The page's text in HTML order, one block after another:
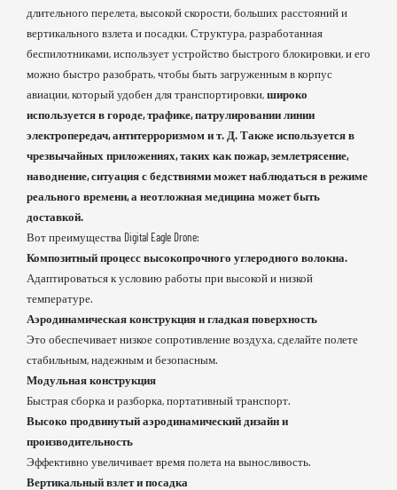
длительного перелета, высокой скорости, больших расстояний и
вертикального взлета и посадки. Структура, разработанная
беспилотниками, использует устройство быстрого блокировки, и его
можно быстро разобрать, чтобы быть загруженным в корпус
авиации, который удобен для транспортировки,широко
используется в городе, трафике, патрулировании линии
электропередач, антитерроризмом и т. Д. Также используется в
чрезвычайных приложениях, таких как пожар, землетрясение,
наводнение, ситуация с бедствиями может наблюдаться в режиме
реального времени, а неотложная медицина может быть
доставкой.
Вот преимущества Digital Eagle Drone:
Композитный процесс высокопрочного углеродного волокна.
Адаптироваться к условию работы при высокой и низкой
температуре.
Аэродинамическая конструкция и гладкая поверхность
Это обеспечивает низкое сопротивление воздуха, сделайте полете
стабильным, надежным и безопасным.
Модульная конструкция
Быстрая сборка и разборка, портативный транспорт.
Высоко продвинутый аэродинамический дизайн и
производительность
Эффективно увеличивает время полета на выносливость.
Вертикальный взлет и посадка